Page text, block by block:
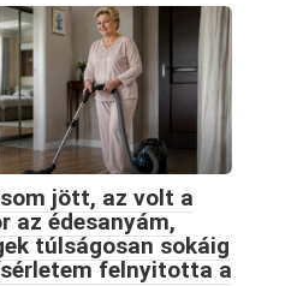
jött, az volt a
az édesanyám,
túlságosan sokáig
felnyitotta a